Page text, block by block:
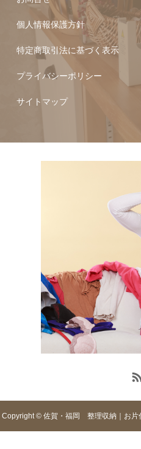
個人情報保護方針
特定商取引法に基づく表示
プライバシーポリシー
サイトマップ
Copyright © 佐賀・福岡 整理収納｜お片